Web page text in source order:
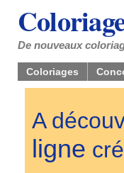
De nouveaux
Coloriages
A
ligne